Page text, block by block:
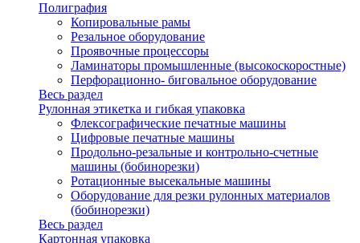
Полиграфия
Копировальные рамы
Резальное оборудование
Проявочные процессоры
Ламинаторы промышленные (высокоскоростные)
Перфорационно- биговальное оборудование
Весь раздел
Рулонная этикетка и гибкая упаковка
Флексографические печатные машины
Цифровые печатные машины
Продольно-резальные и контрольно-счетные
машины (бобинорезки)
Ротационные высекальные машины
Оборудование для резки рулонных материалов
(бобинорезки)
Весь раздел
Картонная упаковка